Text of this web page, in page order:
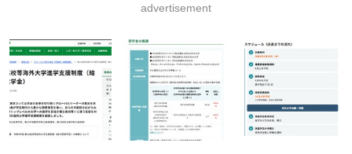
advertisement